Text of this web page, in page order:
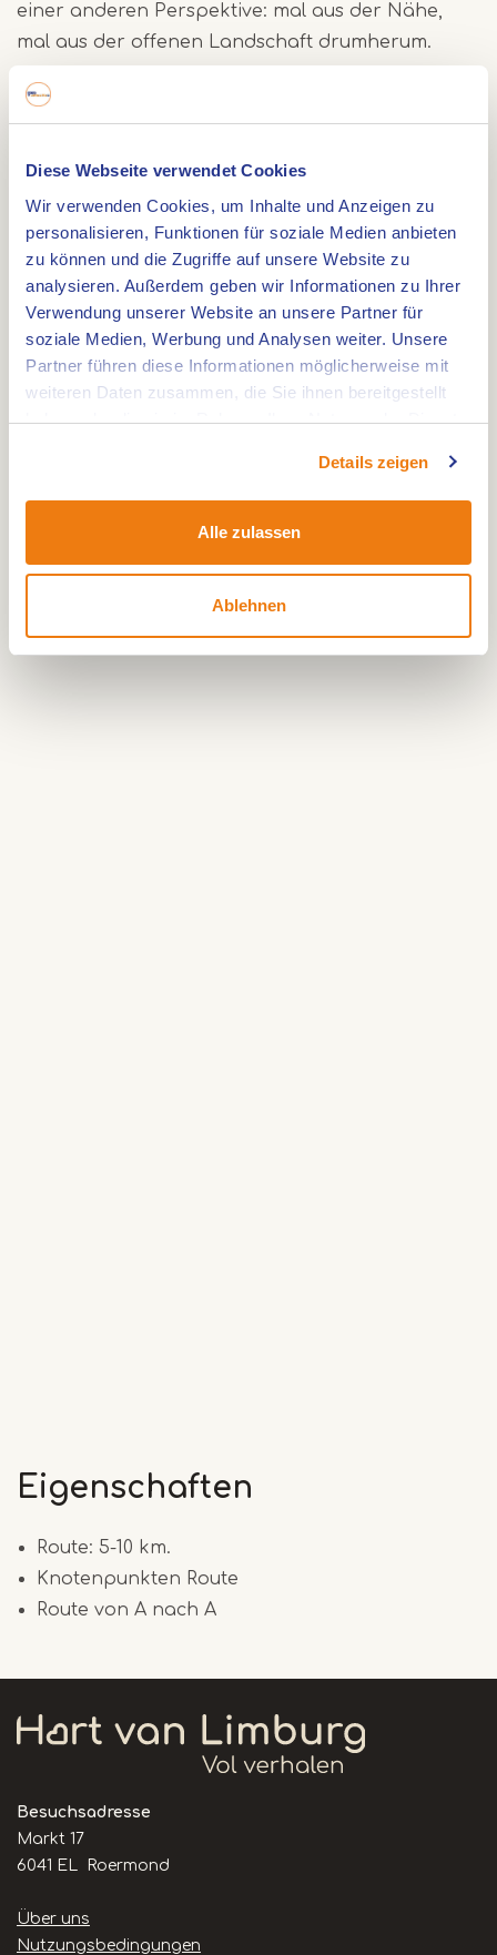
Diese Webseite verwendet Cookies
Wir verwenden Cookies, um Inhalte und Anzeigen zu
personalisieren, Funktionen für soziale Medien anbieten
zu können und die Zugriffe auf unsere Website zu
analysieren. Außerdem geben wir Informationen zu Ihrer
Verwendung unserer Website an unsere Partner für
soziale Medien, Werbung und Analysen weiter. Unsere
Partner führen diese Informationen möglicherweise mit
weiteren Daten zusammen, die Sie ihnen bereitgestellt
haben oder die sie im Rahmen Ihrer Nutzung der Dienste
Details zeigen
Alle zulassen
Ablehnen
einer anderen Perspektive: mal aus der Nähe,
mal aus der offenen Landschaft drumherum.
Durch das weiße Städtchen Thorn
Sie die bekannten weißen Häuser, historischen
Straßen und das ruhige Ortsbild. So erleben Sie
Thorn nicht nur vom Rand aus, sondern auch aus
dem Herzen des Städtchens.
Entlang der belgischen Grenze
Außerhalb von Thorn folgt die Route auch
sanften Übergängen zwischen Dorf, Feldern und
Außenbereich. Gerade diese Abwechslung macht
die Reitroute Thorn geeignet für alle, die Kultur
und Ausreiten kombinieren möchten.
Eigenschaften
Route: 5-10 km.
Knotenpunkten Route
Route von A nach A
Besuchsadresse
Markt 17
6041 EL Roermond
Handige
links
Über uns
Nutzungsbedingungen